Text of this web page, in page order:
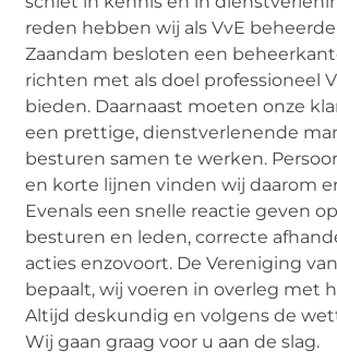
reden hebben wij als VvE
Zaandam besloten een
richten met als doel professioneel
bieden. Daarnaast moeten onze
een prettige, dienstverlenende
besturen samen te werken.
en korte lijnen vinden wij daarom
Evenals een snelle reactie geven
besturen en leden, correcte
acties enzovoort. De Vereniging
bepaalt, wij voeren in overleg met
Altijd deskundig en volgens de
Wij gaan graag voor u aan de slag.